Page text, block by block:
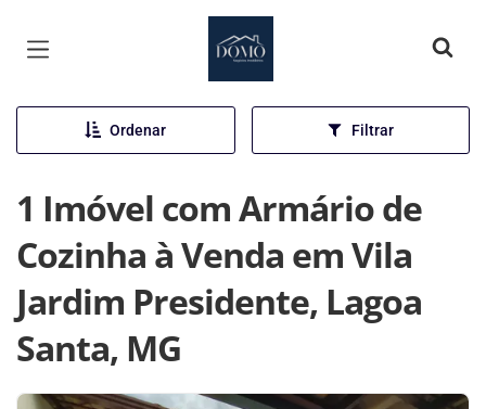
Página inicial
Ordenar Filtrar
1 Imóvel com Armário de
Cozinha à Venda em Vila
Jardim Presidente, Lagoa
Santa, MG